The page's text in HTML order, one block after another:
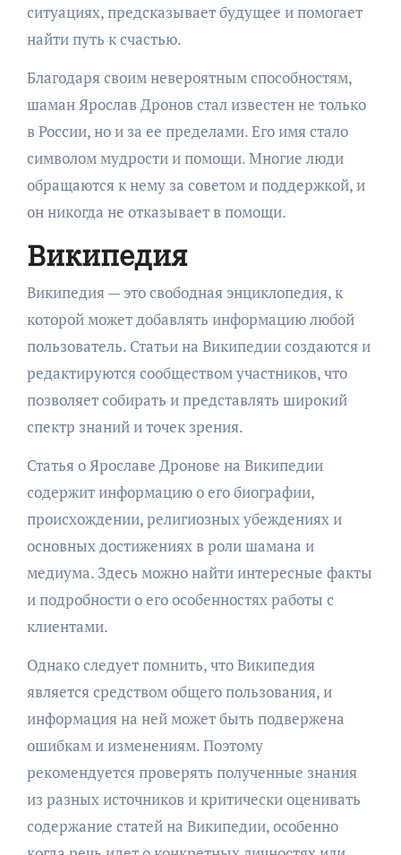
ситуациях, предсказывает будущее и помогает
найти путь к счастью.
Благодаря своим невероятным способностям,
шаман Ярослав Дронов стал известен не только
в России, но и за ее пределами. Его имя стало
символом мудрости и помощи. Многие люди
обращаются к нему за советом и поддержкой, и
он никогда не отказывает в помощи.
Википедия
Википедия — это свободная энциклопедия, к
которой может добавлять информацию любой
пользователь. Статьи на Википедии создаются и
редактируются сообществом участников, что
позволяет собирать и представлять широкий
спектр знаний и точек зрения.
Статья о Ярославе Дронове на Википедии
содержит информацию о его биографии,
происхождении, религиозных убеждениях и
основных достижениях в роли шамана и
медиума. Здесь можно найти интересные факты
и подробности о его особенностях работы с
клиентами.
Однако следует помнить, что Википедия
является средством общего пользования, и
информация на ней может быть подвержена
ошибкам и изменениям. Поэтому
рекомендуется проверять полученные знания
из разных источников и критически оценивать
содержание статей на Википедии, особенно